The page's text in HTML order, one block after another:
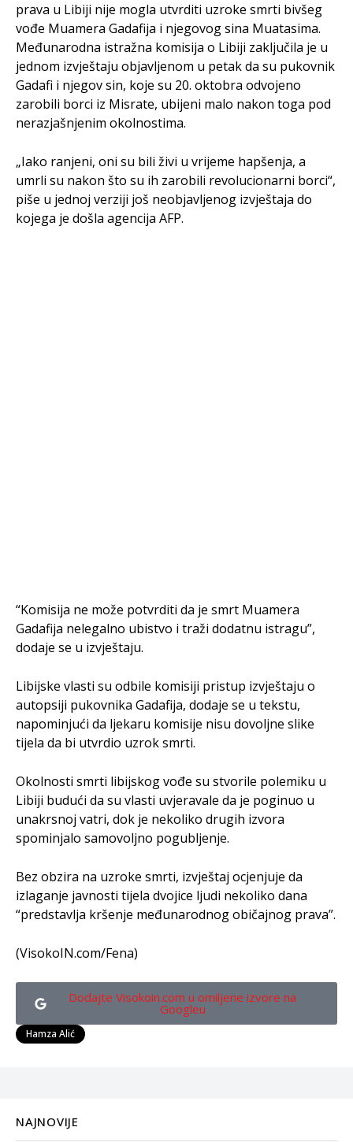
prava u Libiji nije mogla utvrditi uzroke smrti bivšeg
vođe Muamera Gadafija i njegovog sina Muatasima.
Međunarodna istražna komisija o Libiji zaključila je u
jednom izvještaju objavljenom u petak da su pukovnik
Gadafi i njegov sin, koje su 20. oktobra odvojeno
zarobili borci iz Misrate, ubijeni malo nakon toga pod
nerazjašnjenim okolnostima.
„Iako ranjeni, oni su bili živi u vrijeme hapšenja, a
umrli su nakon što su ih zarobili revolucionarni borci“,
piše u jednoj verziji još neobjavljenog izvještaja do
kojega je došla agencija AFP.
“Komisija ne može potvrditi da je smrt Muamera
Gadafija nelegalno ubistvo i traži dodatnu istragu”,
dodaje se u izvještaju.
Libijske vlasti su odbile komisiji pristup izvještaju o
autopsiji pukovnika Gadafija, dodaje se u tekstu,
napominjući da ljekaru komisije nisu dovoljne slike
tijela da bi utvrdio uzrok smrti.
Okolnosti smrti libijskog vođe su stvorile polemiku u
Libiji budući da su vlasti uvjeravale da je poginuo u
unakrsnoj vatri, dok je nekoliko drugih izvora
spominjalo samovoljno pogubljenje.
Bez obzira na uzroke smrti, izvještaj ocjenjuje da
izlaganje javnosti tijela dvojice ljudi nekoliko dana
“predstavlja kršenje međunarodnog običajnog prava”.
(VisokoIN.com/Fena)
Dodajte Visokoin.com u omiljene izvore na
Googleu
Hamza Alić
NAJNOVIJE